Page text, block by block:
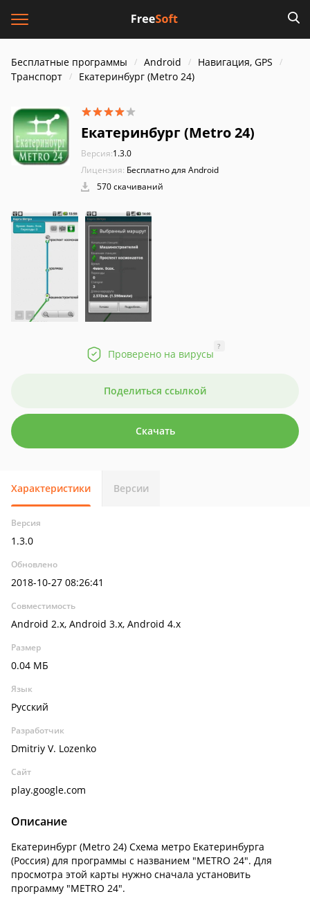
Бесплатные программы Android
Навигация, GPS
Транспорт
Екатеринбург (Metro 24)
Екатеринбург (Metro 24)
Версия:1.3.0
Лицензия: Бесплатно для Android
570 скачиваний
Проверено на вирусы
?
Поделиться ссылкой
Скачать
Характеристики Версии
Версия
1.3.0
Обновлено
2018-10-27 08:26:41
Совместимость
Android 2.x, Android 3.x, Android 4.x
Размер
0.04 МБ
Язык
Русский
Разработчик
Dmitriy V. Lozenko
Сайт
play.google.com
Описание
Екатеринбург (Metro 24) Схема метро Екатеринбурга
(Россия) для программы с названием "METRO 24". Для
просмотра этой карты нужно сначала установить
программу "METRO 24".